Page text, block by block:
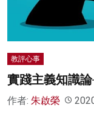
教評心事
實踐主義知識
作者: 朱啟榮